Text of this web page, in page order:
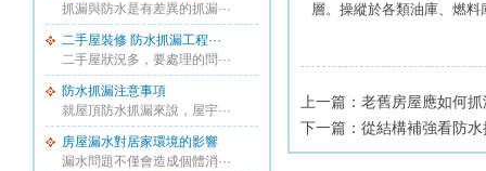
抓漏與防水是有差異的抓漏···
二手屋裝修 防水抓漏工程···
二手屋狀況多，要處理的問···
防水抓漏注意事項
就屋頂防水抓漏來說，屋宇···
房屋漏水對居家環境的影響
漏水問題不僅會造成個體消···
層。操縱於各類油庫、燃
上一篇： 老舊房屋應如何抓
下一篇： 從結構補強看防